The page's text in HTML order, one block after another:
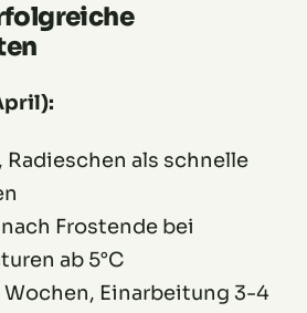
Radieschen als schnelle
Frostende bei
ab 5°C
Wochen, Einarbeitung 3-4